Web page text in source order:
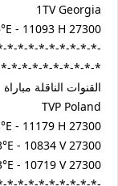
1TV Georgia
- 11093 H 27300
*-*-*-*-*-*-*-*-*-
*-*-*-*-*-*-*-*-*
القنوات الناقلة
TVP Poland
- 11179 H 27300
- 10834 V 27300
- 10719 V 27300